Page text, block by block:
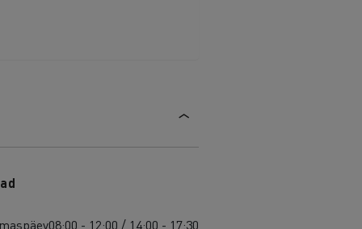
08:00 - 12:00 / 14:00 - 17:30